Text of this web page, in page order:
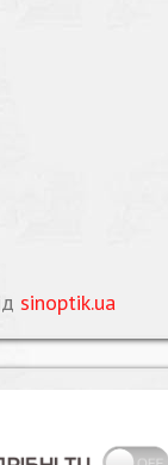
sinoptik.ua